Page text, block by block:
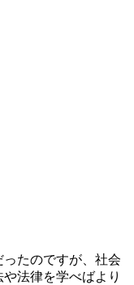
たのですが、社会
法律を学べばより